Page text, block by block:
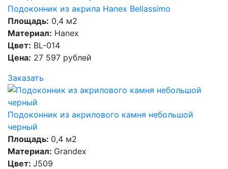
Подоконник из акрила Hanex Bellassimo
Площадь: 0,4 м2
Материал: Hanex
Цвет: BL-014
Цена: 27 597 рублей
Заказать
Подоконник из акрилового камня небольшой
черный
Площадь: 0,4 м2
Материал: Grandex
Цвет: J509